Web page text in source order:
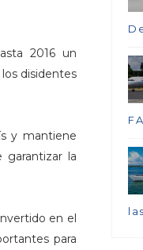
2016 un
disidentes
y mantiene
garantizar la
en el
para